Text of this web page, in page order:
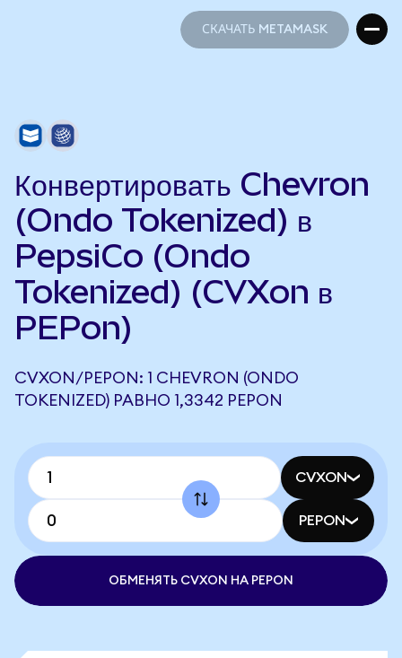
СКАЧАТЬ METAMASK
Конвертировать Chevron
(Ondo Tokenized) в
PepsiCo (Ondo
Tokenized) (CVXon в
PEPon)
CVXON/PEPON: 1 CHEVRON (ONDO
TOKENIZED) РАВНО 1,3342 PEPON
CVXON
PEPON
ОБМЕНЯТЬ CVXON НА PEPON